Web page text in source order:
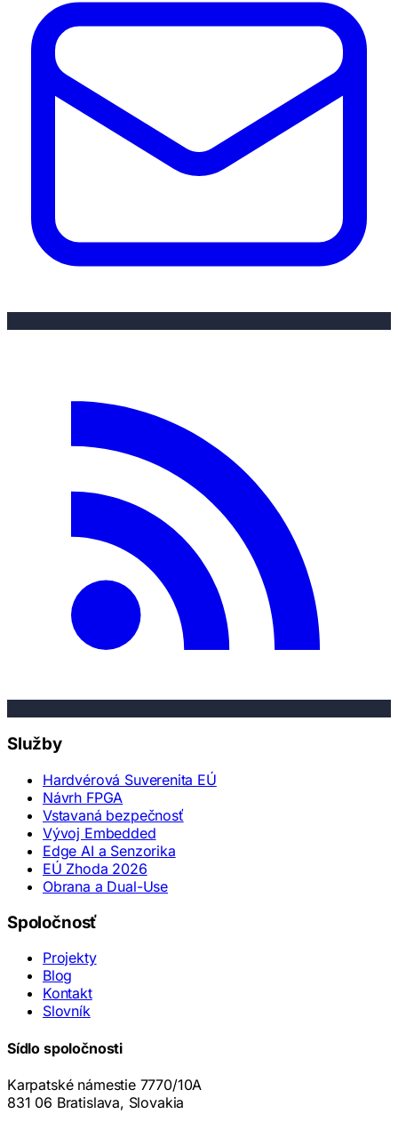
Služby
Hardvérová Suverenita EÚ
Návrh FPGA
Vstavaná bezpečnosť
Vývoj Embedded
Edge AI a Senzorika
EÚ Zhoda 2026
Obrana a Dual-Use
Spoločnosť
Projekty
Blog
Kontakt
Slovník
Sídlo spoločnosti
Karpatské námestie 7770/10A
831 06 Bratislava, Slovakia